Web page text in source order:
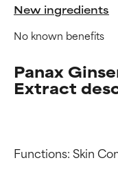
New ingredients
No known benefits
Panax
Extract
Functions: Skin